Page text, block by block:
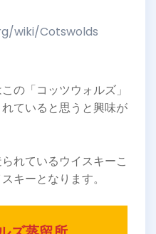
wiki/Cotswolds
の「コッツウォルズ」
ていると思うと興味が
れているウイスキーこ
キーとなります。